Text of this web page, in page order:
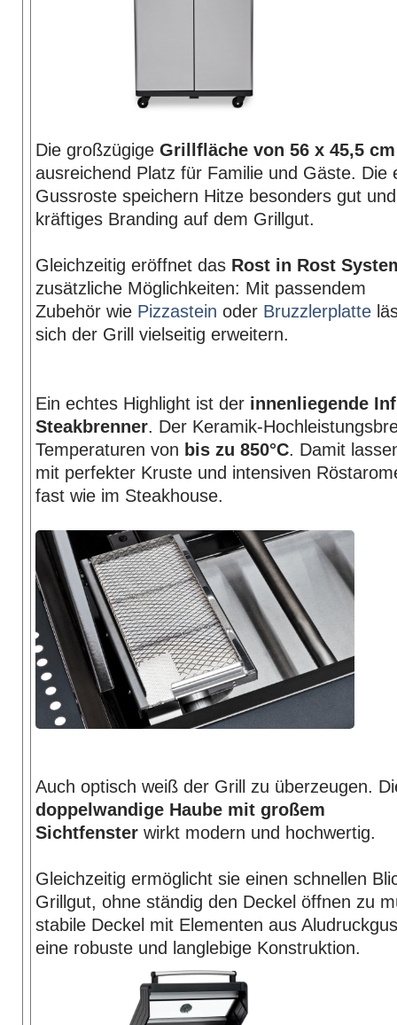
Die großzügige Grillfläche von 56 x 45,5 cm
ausreichend Platz für Familie und Gäste. Die
Gussroste speichern Hitze besonders gut
kräftiges Branding auf dem Grillgut.
Gleichzeitig eröffnet das Rost in Rost
zusätzliche Möglichkeiten: Mit passendem
Zubehör wie Pizzastein oder Bruzzlerplatte
sich der Grill vielseitig erweitern.
Ein echtes Highlight ist der innenliegende
Steakbrenner. Der Keramik-
Temperaturen von bis zu 850°C. Damit
mit perfekter Kruste und intensiven
fast wie im Steakhouse.
Auch optisch weiß der Grill zu überzeugen.
doppelwandige Haube mit großem
Sichtfenster wirkt modern und hochwertig.
Gleichzeitig ermöglicht sie einen schnellen
Grillgut, ohne ständig den Deckel öffnen zu
stabile Deckel mit Elementen aus
eine robuste und langlebige Konstruktion.